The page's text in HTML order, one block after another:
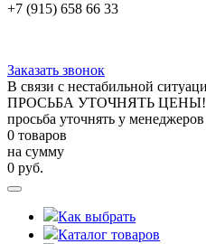
+7 (915) 658 66 33
Заказать звонок
В связи с нестабильной
ПРОСЬБА УТОЧНЯТЬ ЦЕНЫ!!!
просьба уточнять у
0 товаров
на сумму
0 руб.
Как выбрать
Каталог товаров